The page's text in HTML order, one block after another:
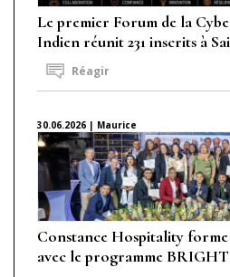
Le premier Forum de la
Indien réunit 231 inscrits à
Réagir
30.06.2026 | Maurice
Constance Hospitality forme
avec le programme BRIGHT